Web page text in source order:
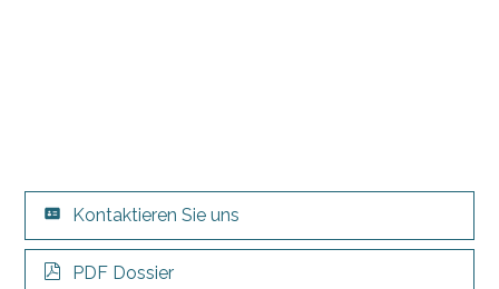
Kontaktieren Sie uns
PDF Dossier